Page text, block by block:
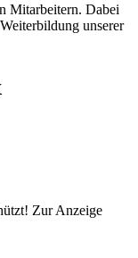
Mitarbeitern. Dabei
unserer
Zur Anzeige